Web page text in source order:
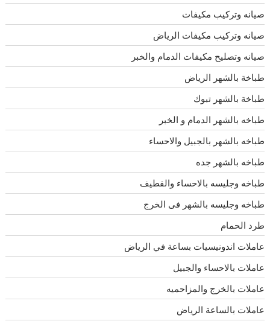
صيانه وتركيب مكيفات
صيانه وتركيب مكيفات الرياض
صيانه وتصليح مكيفات الدمام والخبر
طباخة بالشهر الرياض
طباخة بالشهر تبوك
طباخه بالشهر الدمام و الخبر
طباخه بالشهر بالجبيل والاحساء
طباخه بالشهر جده
طباخه وجليسه بالاحساء والقطيف
طباخه وجليسه بالشهر فى الخرج
طرد الحمام
عاملات اندونيسيات بساعة في الرياض
عاملات بالاحساء والجبيل
عاملات بالخرج والمزاحميه
عاملات بالساعة الرياض